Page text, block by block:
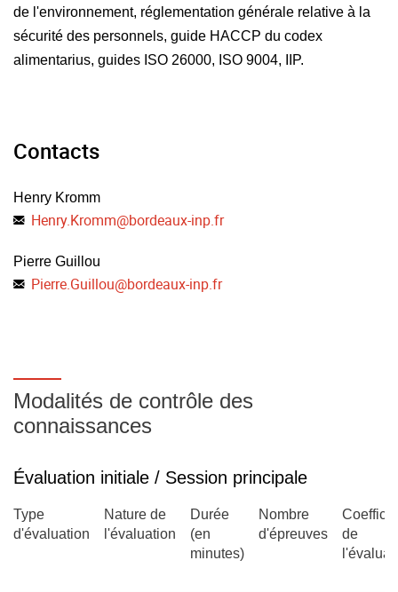
plus complète
Systèmes intégrés QSE
Démarches vers la responsabilité sociale et sociétale
Travaux dirigés sur machine d'initiation aux macros sur
de l'environnement, réglementation générale relative à la
sécurité des personnels, guide HACCP du codex
alimentarius, guides ISO 26000, ISO 9004, IIP.
Contacts
Henry Kromm
Henry.Kromm@bordeaux-inp.fr
Pierre Guillou
Pierre.Guillou@bordeaux-inp.fr
Modalités de contrôle des
connaissances
Évaluation initiale / Session principale
Type
d'évaluation
Nature de
l'évaluation
Durée
(en
minutes)
Nombre
d'épreuves
de